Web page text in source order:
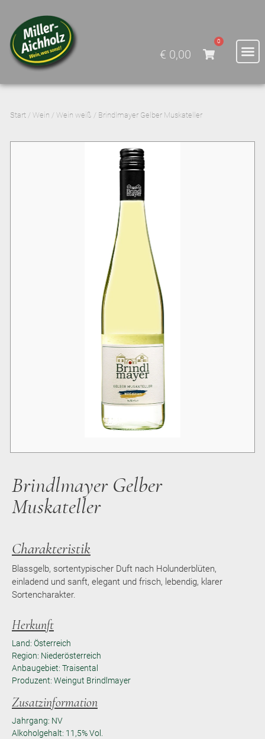
€ 0,00
0
Start / Wein / Wein weiß / Brindlmayer Gelber Muskateller
Brindlmayer Gelber
Muskateller
Charakteristik
Blassgelb, sortentypischer Duft nach Holunderblüten,
einladend und sanft, elegant und frisch, lebendig, klarer
Sortencharakter.
Herkunft
Land: Österreich
Region: Niederösterreich
Anbaugebiet: Traisental
Produzent: Weingut Brindlmayer
Zusatzinformation
Jahrgang: NV
Alkoholgehalt: 11,5% Vol.